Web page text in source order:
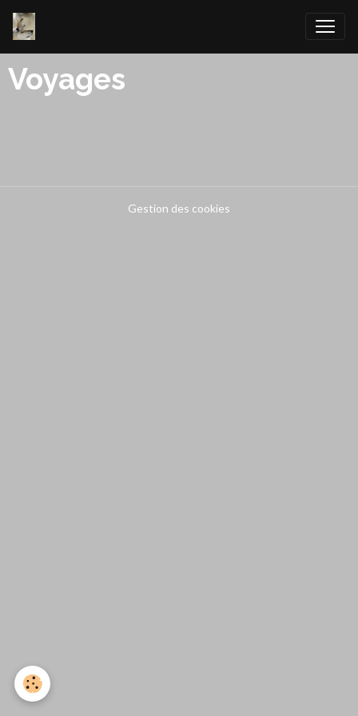
Voyages
Gestion des cookies